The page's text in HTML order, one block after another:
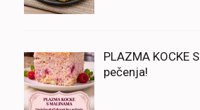
PLAZMA KOCKE
pečenja!